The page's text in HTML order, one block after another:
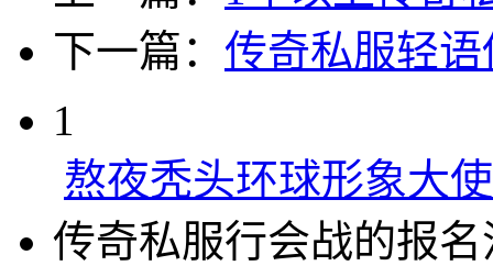
下一篇： 传奇私服轻
1
熬夜秃头环球形象大使
传奇私服行会战的报